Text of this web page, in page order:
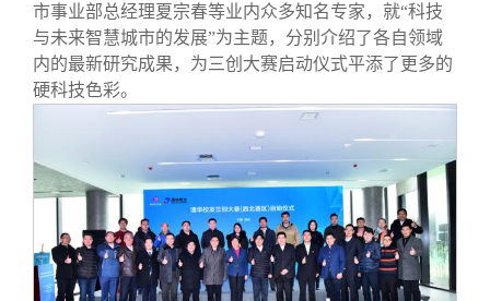
市事业部总经理夏宗春等业内众多知名专家，就“科技
与未来智慧城市的发展”为主题，分别介绍了各自领域
内的最新研究成果，为三创大赛启动仪式平添了更多的
硬科技色彩。